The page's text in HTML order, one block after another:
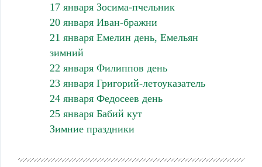
17 января Зосима-пчельник
20 января Иван-бражни
21 января Емелин день, Емельян
зимний
22 января Филиппов день
23 января Григорий-летоуказатель
24 января Федосеев день
25 января Бабий кут
Зимние праздники